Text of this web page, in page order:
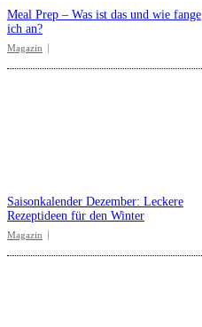
Meal Prep – Was ist das und wie fange
ich an?
Magazin
Saisonkalender Dezember: Leckere
Rezeptideen für den Winter
Magazin